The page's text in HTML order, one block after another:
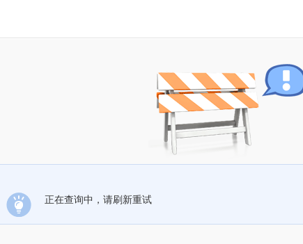
正在查询中，请刷新重试